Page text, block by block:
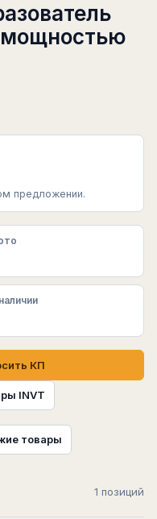
предложении.
КП
INVT
товары
1 позиций